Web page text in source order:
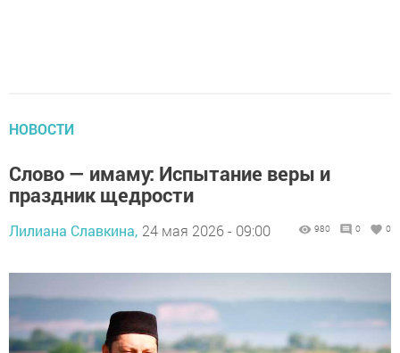
НОВОСТИ
Слово — имаму: Испытание веры и
праздник щедрости
Лилиана Славкина, 24 мая 2026 - 09:00 980 0 0